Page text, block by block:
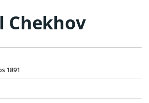
Chekhov
1891